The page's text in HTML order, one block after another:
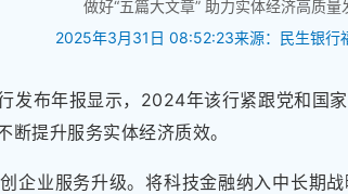
做好“五篇大文章” 助力实体经济高质量
2025年3月31日 08:52:23来源：民生银行
发布年报显示，2024年该行紧跟党和国
断提升服务实体经济质效。
企业服务升级。将科技金融纳入中长期